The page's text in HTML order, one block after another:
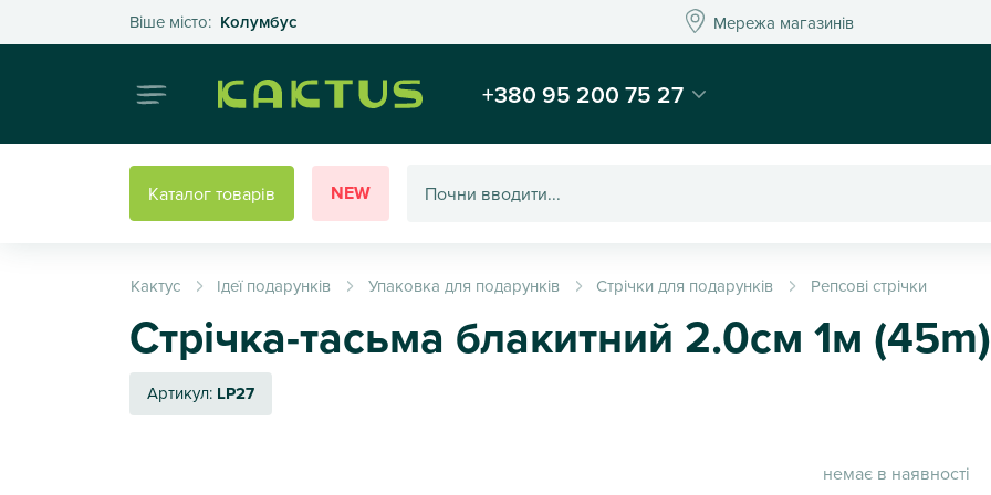
Віше місто: КолумбусОберіть своє місто Мережа магазинівМережа магазинів
Інтернет-магазин подарунків та декору - Kaktus
+380 95 200 75 27
Каталог товарів NEW
Кактус Ідеї подарунків Упаковка для подарунків Стрічки для подарунків Репсові стрічки
Стрічка-тасьма блакитний 2.0см 1м (45m)
Артикул: LP27
немає в наявності